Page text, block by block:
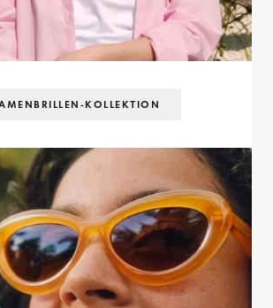
KOLLEKTION